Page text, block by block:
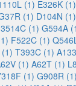
(1) E326K (1)
(1) D104N (1)
(1) G594A
F522C (1)
T393C (1)
(1) A62T (1)
(1) G908R (1)